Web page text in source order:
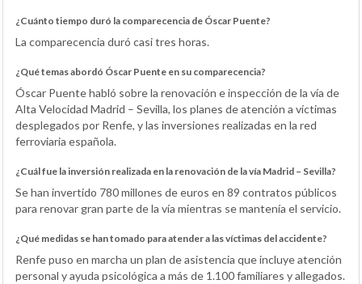
¿Cuánto tiempo duró la comparecencia de Óscar Puente?
La comparecencia duró casi tres horas.
¿Qué temas abordó Óscar Puente en su comparecencia?
Óscar Puente habló sobre la renovación e inspección de la vía de
Alta Velocidad Madrid – Sevilla, los planes de atención a víctimas
desplegados por Renfe, y las inversiones realizadas en la red
ferroviaria española.
¿Cuál fue la inversión realizada en la renovación de la vía Madrid – Sevilla?
Se han invertido 780 millones de euros en 89 contratos públicos
para renovar gran parte de la vía mientras se mantenía el servicio.
¿Qué medidas se han tomado para atender a las víctimas del accidente?
Renfe puso en marcha un plan de asistencia que incluye atención
personal y ayuda psicológica a más de 1.100 familiares y allegados.